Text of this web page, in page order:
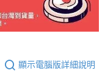
顯示電腦版詳細說明